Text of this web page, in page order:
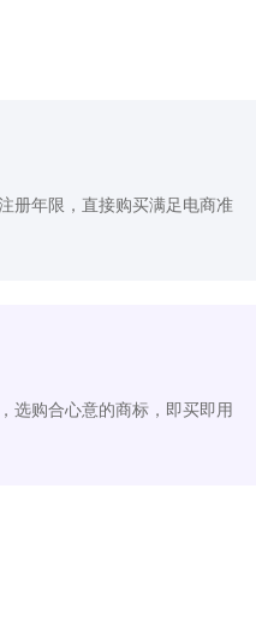
册年限，直接购买满足电商准
选购合心意的商标，即买即用